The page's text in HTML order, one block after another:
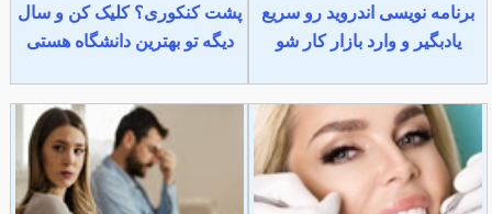
برنامه نویسی اندروید رو سریع
یادبگیر و وارد بازار کار شو
پشت کنکوری؟ کلیک کن و سال
دیگه تو بهترین دانشگاه هستی